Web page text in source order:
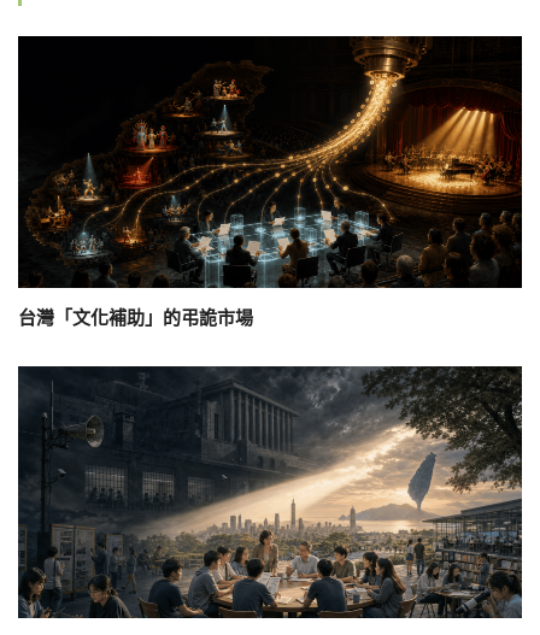
台灣「文化補助」的弔詭市場